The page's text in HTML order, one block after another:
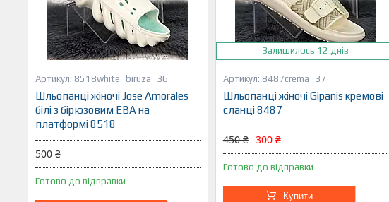
8518white_biruza_36
Шльопанці жіночі Jose Amorales
білі з бірюзовим ЕВА на
платформі 8518
500 ₴
Готово до відправки
Залишилось 12 днів
8487crema_37
Шльопанці жіночі Gipanis кремові
сланці 8487
450 ₴ 300 ₴
Готово до відправки
Купити